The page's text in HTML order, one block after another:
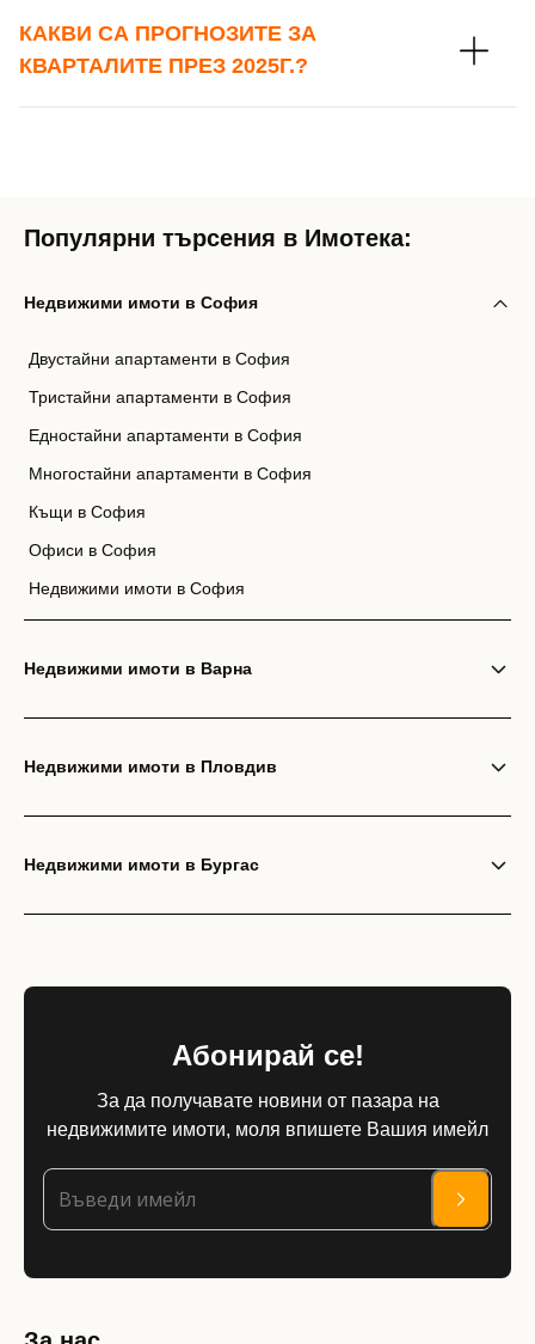
КАКВИ СА ПРОГНОЗИТЕ ЗА
КВАРТАЛИТЕ ПРЕЗ 2025Г.?
Популярни търсения в Имотека:
Недвижими имоти в София
Двустайни апартаменти в София
Тристайни апартаменти в София
Едностайни апартаменти в София
Многостайни апартаменти в София
Къщи в София
Офиси в София
Недвижими имоти в София
Недвижими имоти в Варна
Недвижими имоти в Пловдив
Недвижими имоти в Бургас
Абонирай се!
За да получавате новини от пазара на
недвижимите имоти, моля впишете Вашия имейл